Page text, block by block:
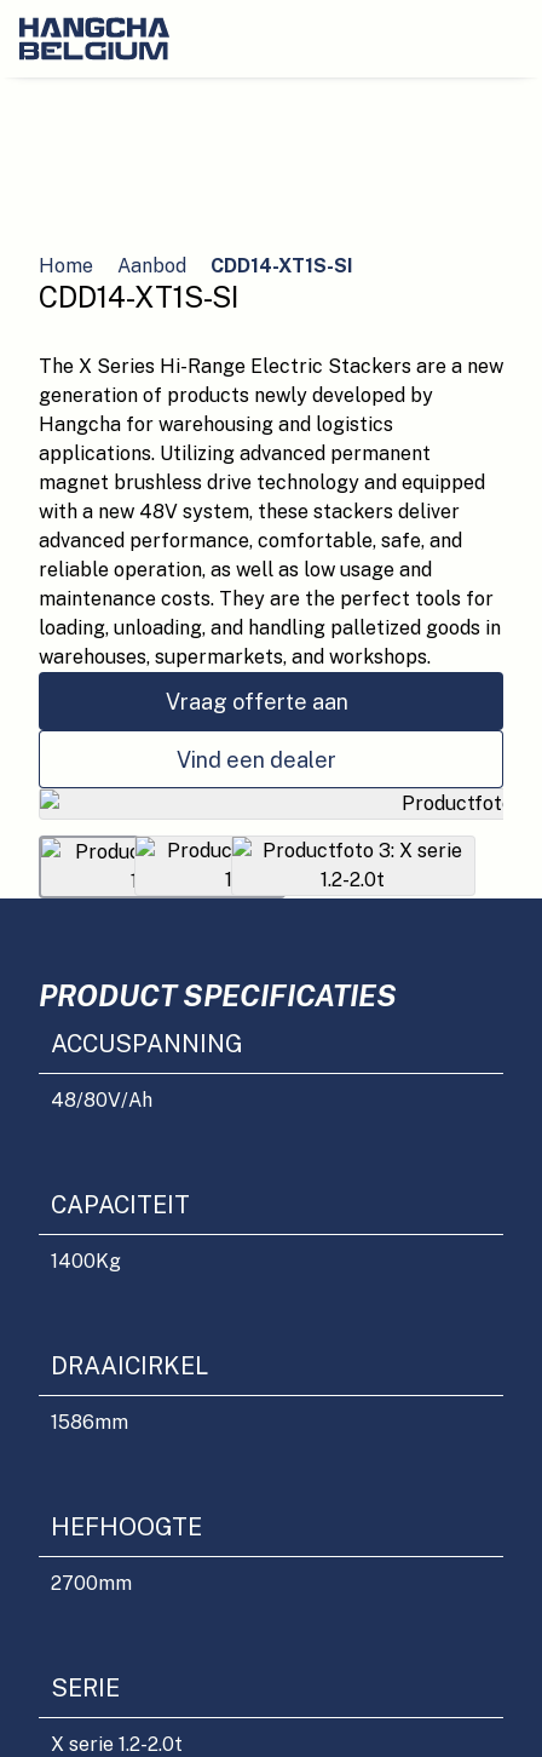
Home Aanbod CDD14-XT1S-SI
CDD14-XT1S-SI
The X Series Hi-Range Electric Stackers are a new
generation of products newly developed by
Hangcha for warehousing and logistics
applications. Utilizing advanced permanent
magnet brushless drive technology and equipped
with a new 48V system, these stackers deliver
advanced performance, comfortable, safe, and
reliable operation, as well as low usage and
maintenance costs. They are the perfect tools for
loading, unloading, and handling palletized goods in
warehouses, supermarkets, and workshops.
Vraag offerte aan
Vind een dealer
PRODUCT SPECIFICATIES
ACCUSPANNING
48/80V/Ah
CAPACITEIT
1400Kg
DRAAICIRKEL
1586mm
HEFHOOGTE
2700mm
SERIE
X serie 1.2-2.0t